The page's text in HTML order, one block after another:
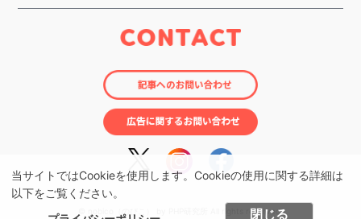
当サイトではCookieを使用します。Cookieの使用に関する詳細は
以下をご覧ください。
閉じる
© nobico（のびこ） by PHP研究所 All rights reserved.